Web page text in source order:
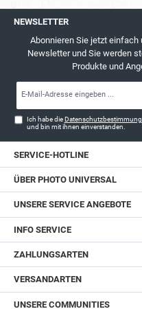
NEWSLETTER
Abonnieren Sie jetzt
Newsletter und Sie werden
Produkte und
Ich habe die
und bin mit ihnen einverstanden.
SERVICE-HOTLINE
ÜBER PHOTO UNIVERSAL
UNSERE SERVICE ANGEBOTE
INFO SERVICE
ZAHLUNGSARTEN
VERSANDARTEN
UNSERE COMMUNITIES